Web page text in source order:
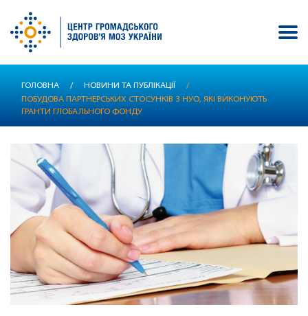
основного
ГОЛОВНА / НОВИНИ ТА ПУБЛІКАЦІЇ
/
ПОБУДОВА ПАРТНЕРСЬКИХ СТОСУНКІВ З НУО, ЯКІ ВИКОНУЮТЬ
ГРАНТИ ГЛОБАЛЬНОГО ФОНДУ